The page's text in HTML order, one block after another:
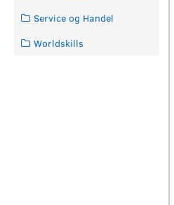
Service og Handel
Worldskills